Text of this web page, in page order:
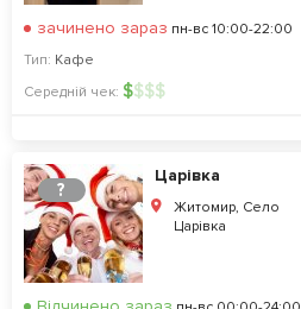
зачинено зараз пн-вс 10:00-22:00
Тип: Кафе
Середній чек: $$$$
?
Царівка
Житомир, Село
Царівка